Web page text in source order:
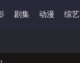
剧集 动漫 综艺